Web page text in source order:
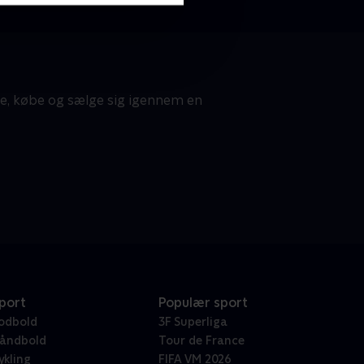
købe og sælge sig igennem en
Populær sport
3F Superliga
Tour de France
FIFA VM 2026